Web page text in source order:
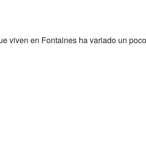
viven en Fontaines ha variado un